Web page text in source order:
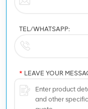
TEL/WHATSAPP:
* LEAVE YOUR